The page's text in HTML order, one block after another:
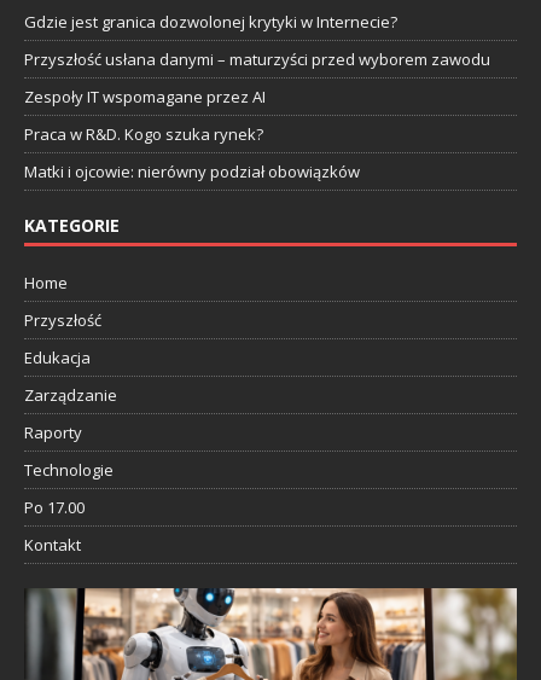
Gdzie jest granica dozwolonej krytyki w Internecie?
Przyszłość usłana danymi – maturzyści przed wyborem zawodu
Zespoły IT wspomagane przez AI
Praca w R&D. Kogo szuka rynek?
Matki i ojcowie: nierówny podział obowiązków
KATEGORIE
Home
Przyszłość
Edukacja
Zarządzanie
Raporty
Technologie
Po 17.00
Kontakt